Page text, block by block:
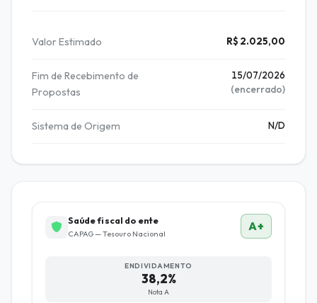
Valor Estimado R$ 2.025,00
Fim de Recebimento de
Propostas
15/07/2026
(encerrado)
Sistema de Origem N/D
Saúde fiscal do ente
CAPAG — Tesouro Nacional
A+
ENDIVIDAMENTO
38,2%
Nota A